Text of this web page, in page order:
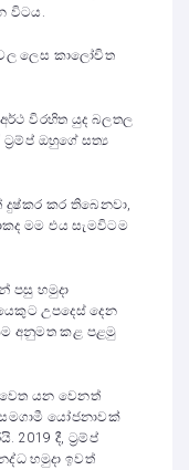
විටය.
ලෙස කාලෝචිත
විරහිත යුද බලතල
ඔහුගේ සත්‍ය
කර තිබෙනවා,
මම එය සැමවිටම
පසු හමුදා
උපදෙස් දෙන
අනුමත කළ පළමු
වෙත යන වෙනත්
යෝජනාවක්
2019 දී, ට්‍රම්ප්
හමුදා ඉවත්